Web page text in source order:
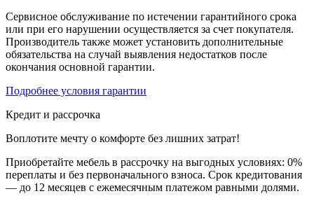
Сервисное обслуживание по истечении гарантийного срока
или при его нарушении осуществляется за счет покупателя.
Производитель также может установить дополнительные
обязательства на случай выявления недостатков после
окончания основной гарантии.
Подробнее условия гарантии
Кредит и рассрочка
Воплотите мечту о комфорте без лишних затрат!
Приобретайте мебель в рассрочку на выгодных условиях: 0%
переплаты и без первоначального взноса. Срок кредитования
— до 12 месяцев с ежемесячным платежом равными долями.